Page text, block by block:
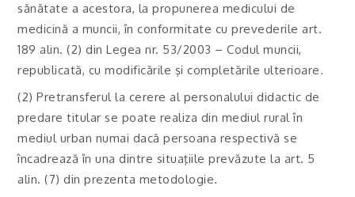
sănătate a acestora, la propunerea medicului de
medicină a muncii, în conformitate cu prevederile art.
189 alin. (2) din Legea nr. 53/2003 – Codul muncii,
republicată, cu modificările şi completările ulterioare.
(2) Pretransferul la cerere al personalului didactic de
predare titular se poate realiza din mediul rural în
mediul urban numai dacă persoana respectivă se
încadrează în una dintre situaţiile prevăzute la art. 5
alin. (7) din prezenta metodologie.